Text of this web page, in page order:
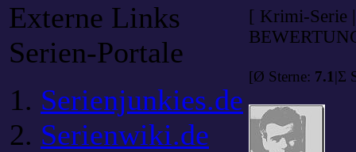
Externe Links
Serien-Portale
Serienjunkies.de
Serienwiki.de
[ Krimi-Serie
[Ø Sterne: 7.1 |Σ